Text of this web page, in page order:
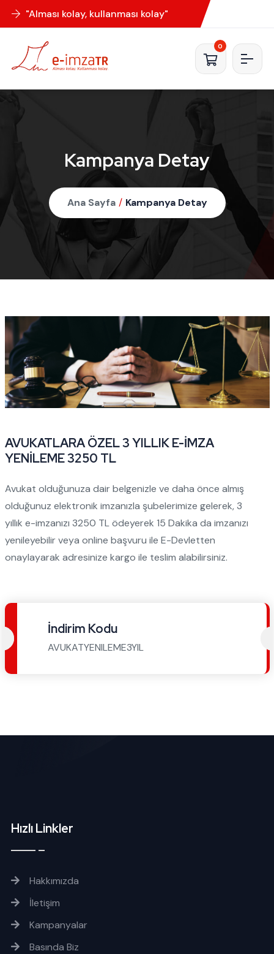
"Alması kolay, kullanması kolay"
0
Kampanya Detay
Ana Sayfa / Kampanya Detay
AVUKATLARA ÖZEL 3 YILLIK E-İMZA
YENİLEME 3250 TL
Avukat olduğunuza dair belgenizle ve daha önce almış
olduğunuz elektronik imzanızla şubelerimize gelerek, 3
yıllık e-imzanızı 3250 TL ödeyerek 15 Dakika da imzanızı
yenileyebilir veya online başvuru ile E-Devletten
onaylayarak adresinize kargo ile teslim alabilirsiniz.
İndirim Kodu
AVUKATYENILEME3YIL
Hızlı Linkler
Hakkımızda
İletişim
Kampanyalar
Basında Biz